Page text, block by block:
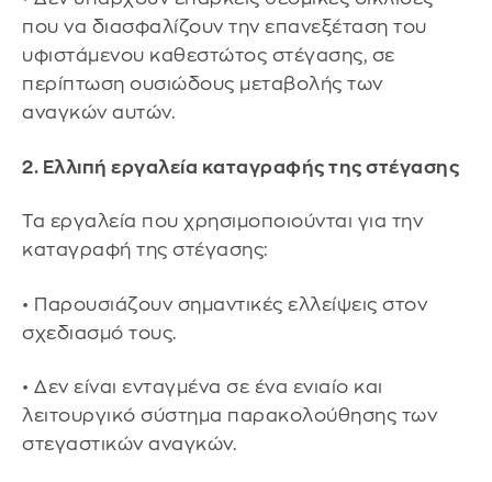
που να διασφαλίζουν την επανεξέταση του
υφιστάμενου καθεστώτος στέγασης, σε
περίπτωση ουσιώδους μεταβολής των
αναγκών αυτών.
2. Ελλιπή εργαλεία καταγραφής της στέγασης
Τα εργαλεία που χρησιμοποιούνται για την
καταγραφή της στέγασης:
• Παρουσιάζουν σημαντικές ελλείψεις στον
σχεδιασμό τους.
• Δεν είναι ενταγμένα σε ένα ενιαίο και
λειτουργικό σύστημα παρακολούθησης των
στεγαστικών αναγκών.